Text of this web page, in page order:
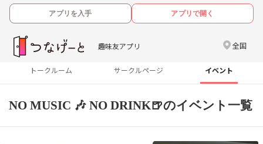
アプリを入手 アプリで開く
趣味友アプリ 全国
トークルーム サークルページ イベント
NO MUSIC 🎶 NO DRINK🍺のイベント一覧